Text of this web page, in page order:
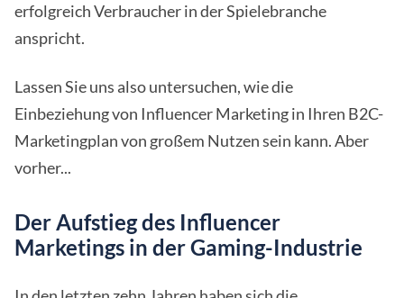
erfolgreich Verbraucher in der Spielebranche
anspricht.
Lassen Sie uns also untersuchen, wie die
Einbeziehung von Influencer Marketing in Ihren B2C-
Marketingplan von großem Nutzen sein kann. Aber
vorher...
Der Aufstieg des Influencer
Marketings in der Gaming-Industrie